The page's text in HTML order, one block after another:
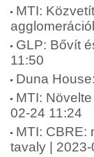
MTI:
GLP: Bővít
11:50
Duna
MTI:
02-24 11:24
MTI: CBRE:
tavaly |